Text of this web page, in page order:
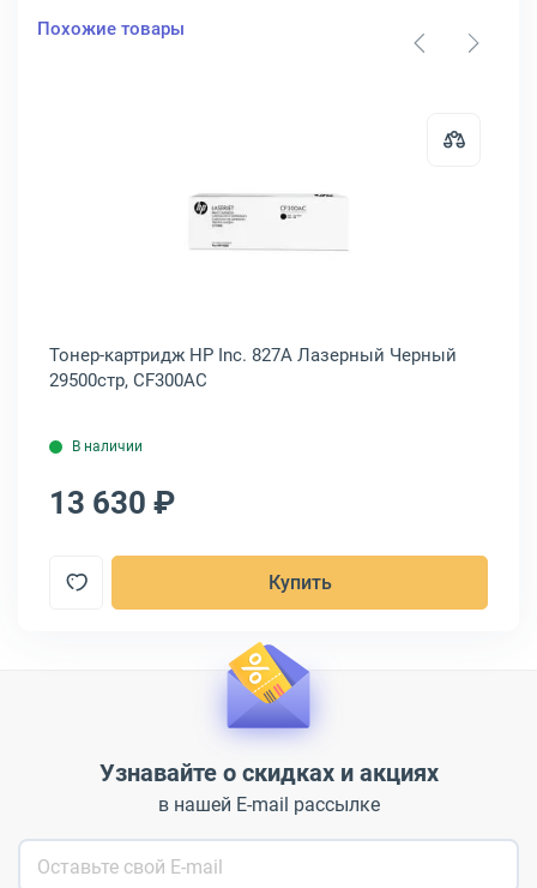
Похожие товары
HP Inc. 827A Лазерный Голубой 32000стр, CF301A
Тонер-картридж HP Inc. 827A Лазерный Черный
29500стр, CF300AC
В наличии
13 630 ₽
Купить
Узнавайте о скидках и акциях
в нашей E-mail рассылке